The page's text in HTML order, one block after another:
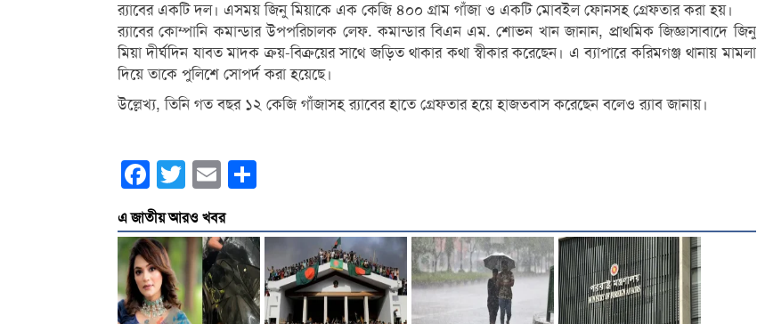
র‌্যাবের একটি দল। এসময় জিনু মিয়াকে এক কেজি ৪০০ গ্রাম গাঁজা ও একটি মোবইল ফোনসহ গ্রেফতার করা হয়।
র‌্যাবের কোম্পানি কমান্ডার উপপরিচালক লেফ. কমান্ডার বিএন এম. শোভন খান জানান, প্রাথমিক জিজ্ঞাসাবাদে জিনু
মিয়া দীর্ঘদিন যাবত মাদক ক্রয়-বিক্রয়ের সাথে জড়িত থাকার কথা স্বীকার করেছেন। এ ব্যাপারে করিমগঞ্জ থানায় মামলা
দিয়ে তাকে পুলিশে সোপর্দ করা হয়েছে।
উল্লেখ্য, তিনি গত বছর ১২ কেজি গাঁজাসহ র‌্যাবের হাতে গ্রেফতার হয়ে হাজতবাস করেছেন বলেও র‌্যাব জানায়।
Facebook
Twitter Email
এ জাতীয় আরও খবর